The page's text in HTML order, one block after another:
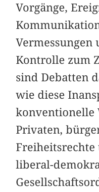
Vorgänge,
Vermessungen
Kontrolle zum
sind Debatten
wie diese
konventionelle
Privaten,
Freiheitsrechte
liberal-